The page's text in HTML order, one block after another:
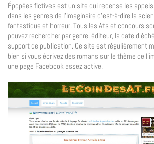
Épopées fictives est un site qui recense les
dans les genres de l’imaginaire c’est-à-dire la
fantastique et horreur. Tous les Ats et concours
pouvez rechercher par genre, éditeur, la date
support de publication. Ce site est régulièrement
bien si vous écrivez des romans sur le thème de
une page Facebook assez active.